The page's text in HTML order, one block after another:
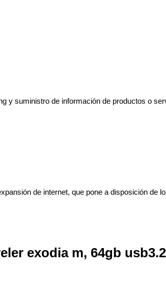
y suministro de información de productos o
de internet, que pone a disposición de
exodia m, 64gb